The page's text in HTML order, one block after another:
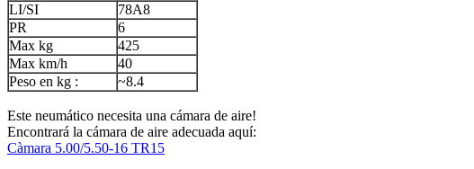
LI/SI
78A8
PR
6
Max kg
425
Max km/h
40
Peso en kg :
~8.4
Este neumático necesita una cámara de aire!
Encontrará la cámara de aire adecuada aquí:
Càmara 5.00/5.50-16 TR15